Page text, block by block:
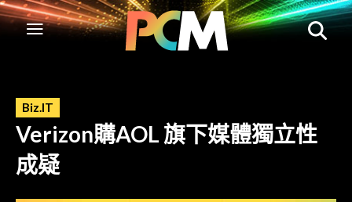
Biz.IT
Verizon購AOL 旗下媒體獨立性
成疑